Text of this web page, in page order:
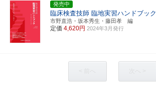
発売中
臨床検査技師 臨地実習ハンドブック
市野直浩・坂本秀生・藤田孝 編
定価 4,620円 2024年3月発行